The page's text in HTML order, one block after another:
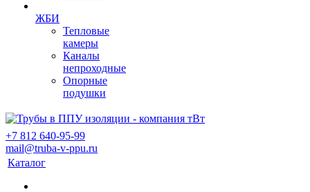
ЖБИ
Тепловые
камеры
Каналы
непроходные
Опорные
подушки
+7 812 640-95-99
mail@truba-v-ppu.ru
Каталог